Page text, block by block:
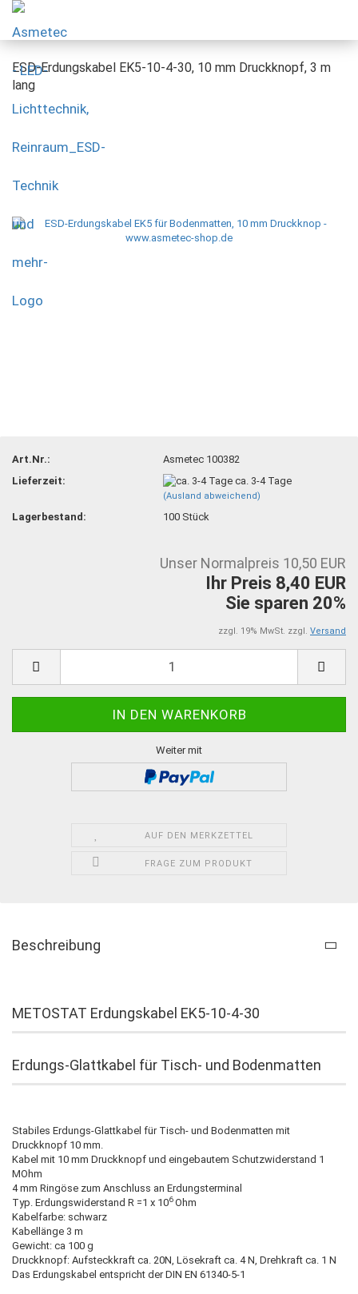
ESD-Erdungskabel EK5-10-4-30, 10 mm Druckknopf, 3 m
lang
Art.Nr.:
Asmetec 100382
Lieferzeit:
ca. 3-4 Tage
(Ausland abweichend)
Lagerbestand: 100 Stück
Unser Normalpreis 10,50 EUR
Ihr Preis 8,40 EUR
Sie sparen 20%
zzgl. 19% MwSt. zzgl. Versand
Weiter mit
AUF DEN MERKZETTEL
FRAGE ZUM PRODUKT
Beschreibung
METOSTAT Erdungskabel EK5-10-4-30
Erdungs-Glattkabel für Tisch- und Bodenmatten
Stabiles Erdungs-Glattkabel für Tisch- und Bodenmatten mit
Druckknopf 10 mm.
Kabel mit 10 mm Druckknopf und eingebautem Schutzwiderstand 1
MOhm
4 mm Ringöse zum Anschluss an Erdungsterminal
Typ. Erdungswiderstand R =1 x 106Ohm
Kabelfarbe: schwarz
Kabellänge 3 m
Gewicht: ca 100 g
Druckknopf: Aufsteckkraft ca. 20N, Lösekraft ca. 4 N, Drehkraft ca. 1 N
Das Erdungskabel entspricht der DIN EN 61340-5-1